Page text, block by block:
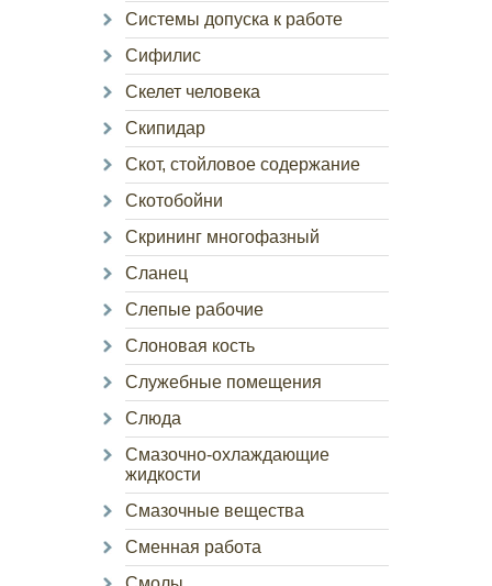
Системы допуска к работе
Сифилис
Скелет человека
Скипидар
Скот, стойловое содержание
Скотобойни
Скрининг многофазный
Сланец
Слепые рабочие
Слоновая кость
Служебные помещения
Слюда
Смазочно-охлаждающие
жидкости
Смазочные вещества
Сменная работа